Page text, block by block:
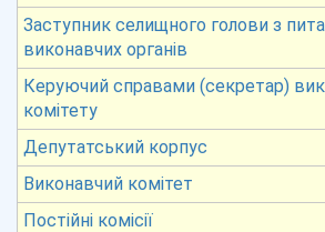
Заступник селищного голови з
виконавчих органів
Керуючий справами (секретар)
комітету
Депутатський корпус
Виконавчий комітет
Постійні комісії